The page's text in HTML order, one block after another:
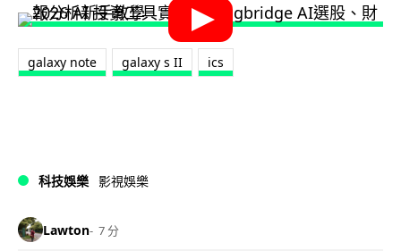
galaxy note galaxy s II ics
科技娛樂 影視娛樂
Lawton 7 分